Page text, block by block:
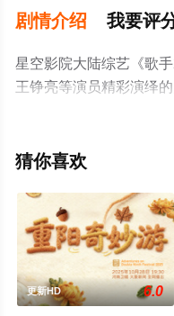
剧情介绍 我要评
星空影院大陆综艺《歌
王铮亮等演员精彩演绎
删减完整版综艺节目就
猜你喜欢
更新HD 6.0